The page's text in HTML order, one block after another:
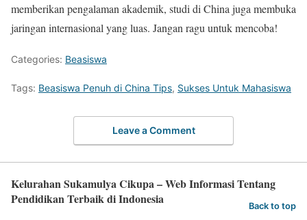
memberikan pengalaman akademik, studi di China juga membuka
jaringan internasional yang luas. Jangan ragu untuk mencoba!
Categories: Beasiswa
Tags: Beasiswa Penuh di China Tips, Sukses Untuk Mahasiswa
Leave a Comment
Kelurahan Sukamulya Cikupa – Web Informasi Tentang
Pendidikan Terbaik di Indonesia
Back to top